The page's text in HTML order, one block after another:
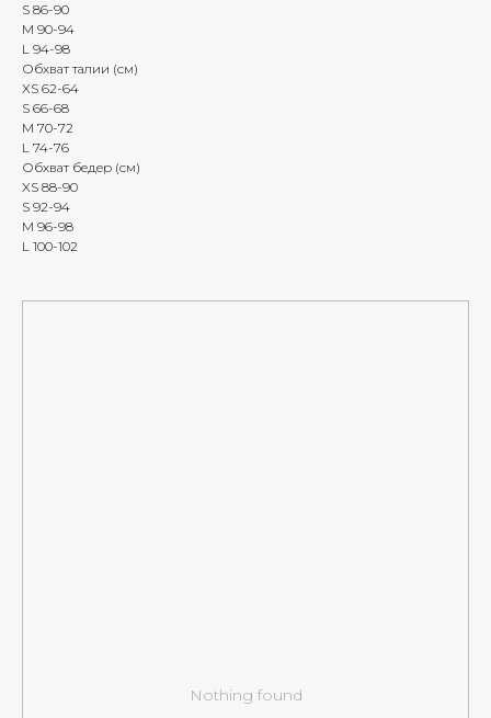
S 86-90
M 90-94
L 94-98
Обхват талии (см)
XS 62-64
S 66-68
M 70-72
L 74-76
Обхват бедер (см)
XS 88-90
S 92-94
M 96-98
L 100-102
Nothing found